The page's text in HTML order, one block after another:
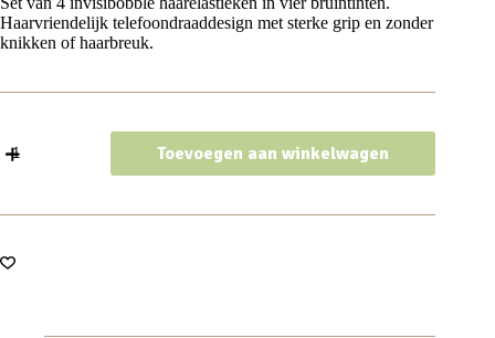
Haarvriendelijk telefoondraaddesign met sterke grip en zonder
knikken of haarbreuk.
Invisibobble
-
Bruin
Toevoegen aan winkelwagen